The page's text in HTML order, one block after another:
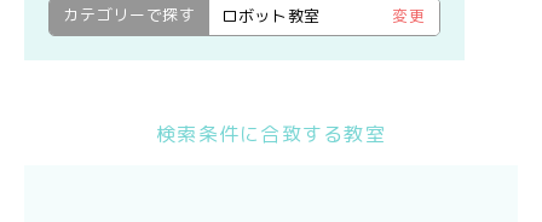
カテゴリーで探す
ロボット教室 変更
検索条件に合致する教室